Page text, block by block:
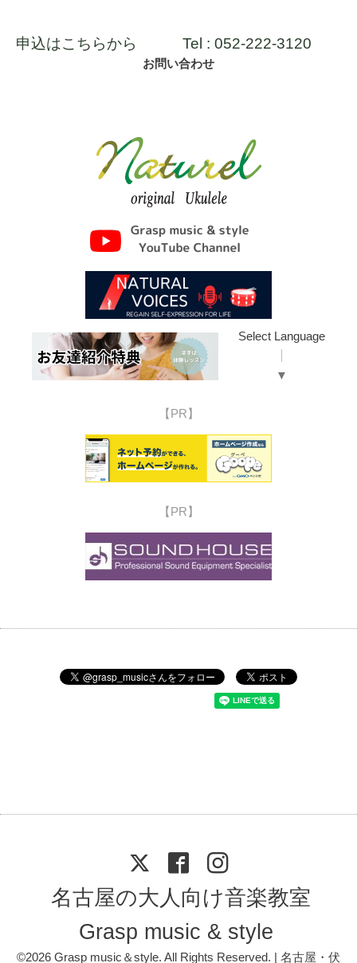
申込はこちらから Tel : 052-222-3120
お問い合わせ
Select Language
▼
【PR】
【PR】
名古屋の大人向け音楽教室
Grasp music & style
©2026 Grasp music＆style. All Rights Reserved. | 名古屋・伏